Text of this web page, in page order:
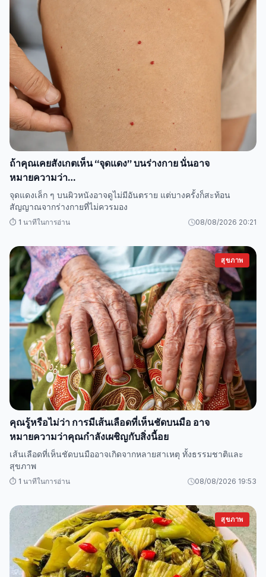
ถ้าคุณเคยสังเกตเห็น “จุดแดง” บนร่างกาย นั่นอาจ
หมายความว่า…
จุดแดงเล็ก ๆ บนผิวหนังอาจดูไม่มีอันตราย แต่บางครั้งก็สะท้อน
สัญญาณจากร่างกายที่ไม่ควรมอง
⏱️ 1 นาทีในการอ่าน 08/08/2026 20:21
สุขภาพ
คุณรู้หรือไม่ว่า การมีเส้นเลือดที่เห็นชัดบนมือ อาจ
หมายความว่าคุณกำลังเผชิญกับสิ่งนี้อย
เส้นเลือดที่เห็นชัดบนมืออาจเกิดจากหลายสาเหตุ ทั้งธรรมชาติและ
สุขภาพ
⏱️ 1 นาทีในการอ่าน 08/08/2026 19:53
สุขภาพ